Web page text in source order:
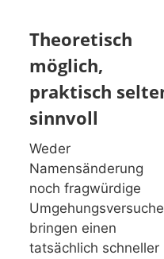
Theoretisch
möglich,
praktisch
sinnvoll
Weder
Namensänderung
noch fragwürdige
Umgehungsversuche
bringen einen
tatsächlich schneller